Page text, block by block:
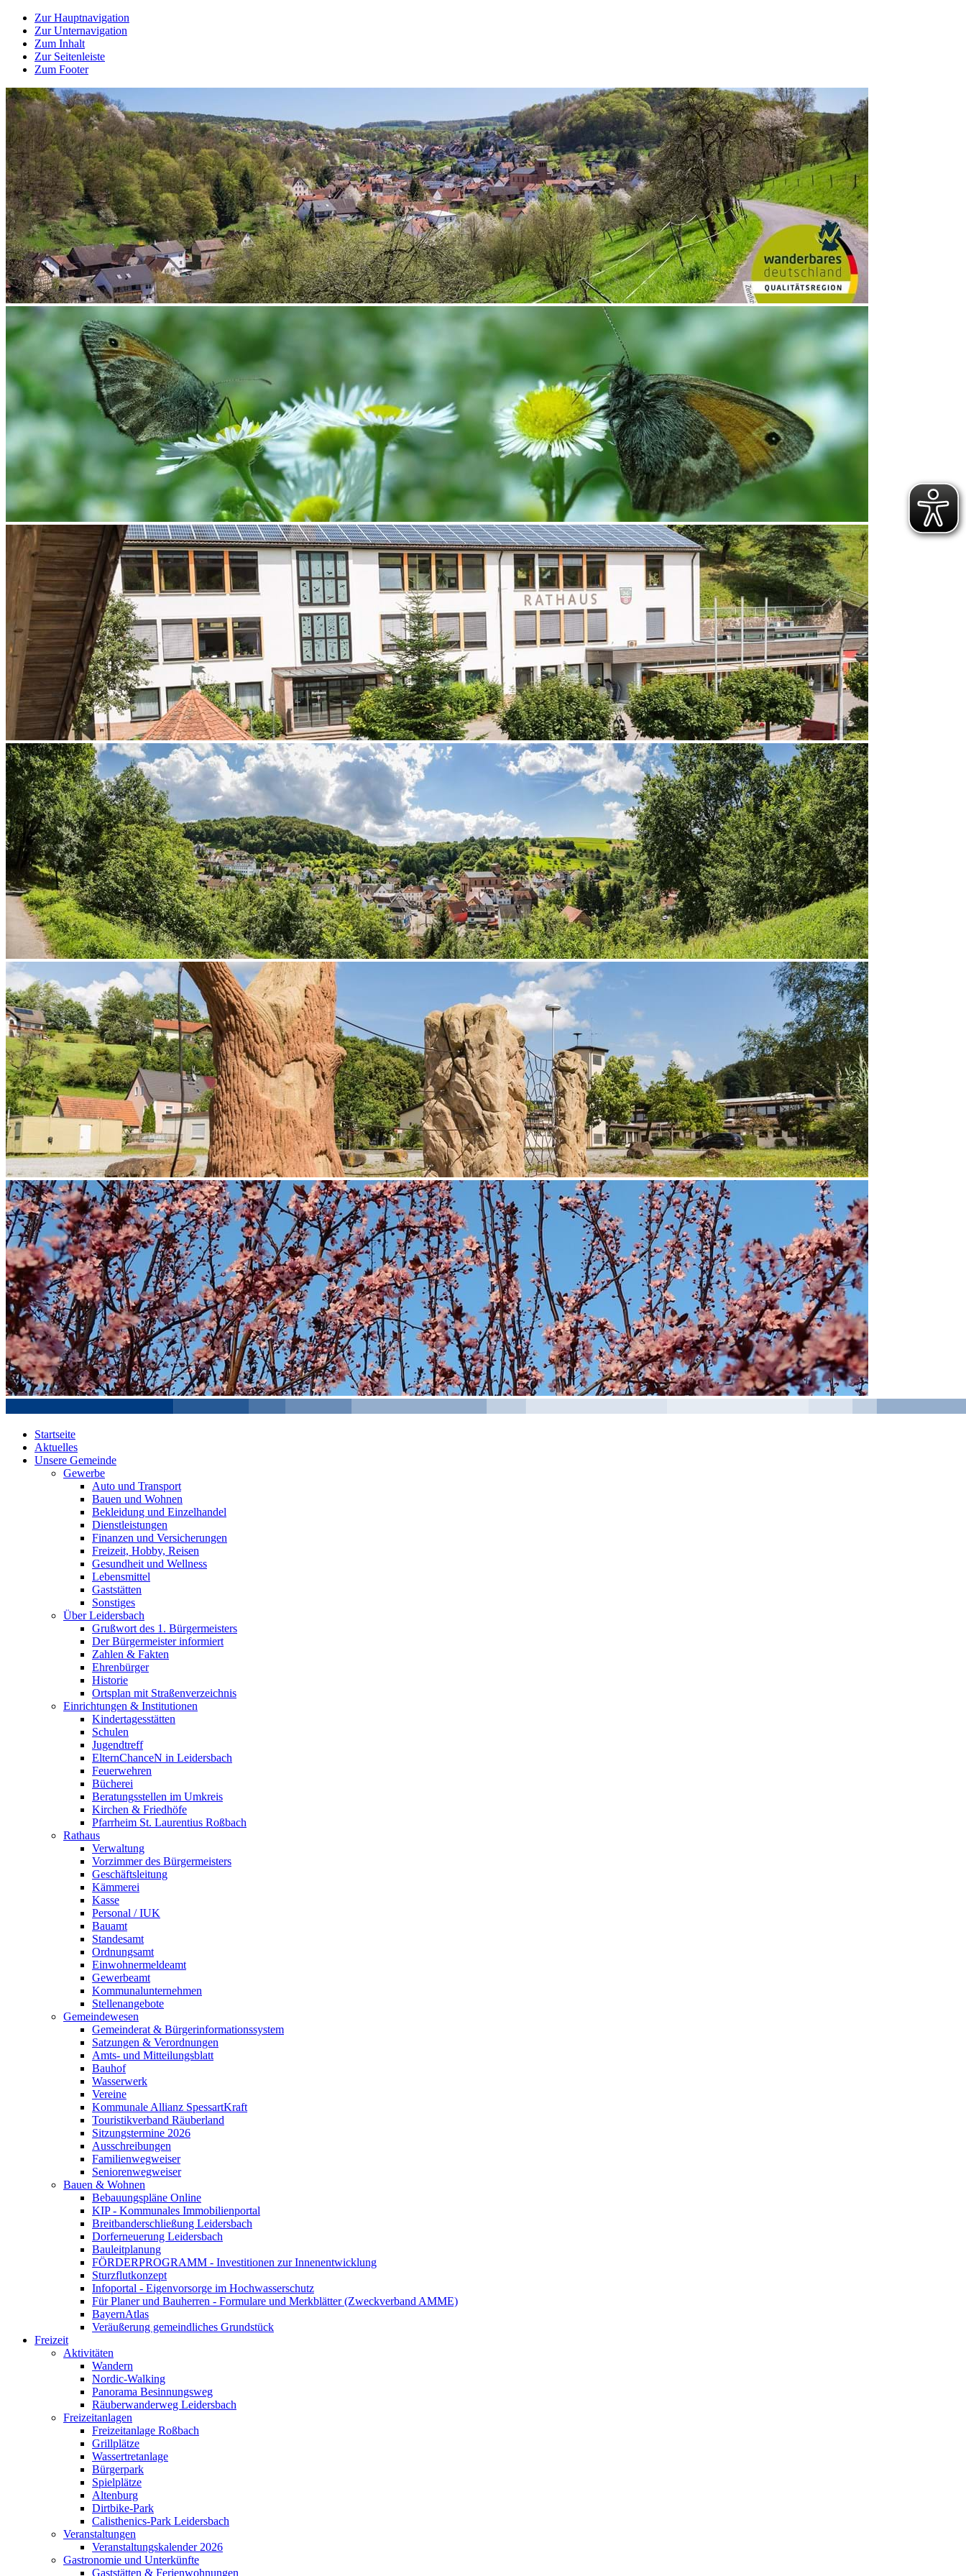
Zur Hauptnavigation
Zur Unternavigation
Zum Inhalt
Zur Seitenleiste
Zum Footer
Startseite
Aktuelles
Unsere Gemeinde
Gewerbe
Auto und Transport
Bauen und Wohnen
Bekleidung und Einzelhandel
Dienstleistungen
Finanzen und Versicherungen
Freizeit, Hobby, Reisen
Gesundheit und Wellness
Lebensmittel
Gaststätten
Sonstiges
Über Leidersbach
Grußwort des 1. Bürgermeisters
Der Bürgermeister informiert
Zahlen & Fakten
Ehrenbürger
Historie
Ortsplan mit Straßenverzeichnis
Einrichtungen & Institutionen
Kindertagesstätten
Schulen
Jugendtreff
ElternChanceN in Leidersbach
Feuerwehren
Bücherei
Beratungsstellen im Umkreis
Kirchen & Friedhöfe
Pfarrheim St. Laurentius Roßbach
Rathaus
Verwaltung
Vorzimmer des Bürgermeisters
Geschäftsleitung
Kämmerei
Kasse
Personal / IUK
Bauamt
Standesamt
Ordnungsamt
Einwohnermeldeamt
Gewerbeamt
Kommunalunternehmen
Stellenangebote
Gemeindewesen
Gemeinderat & Bürgerinformationssystem
Satzungen & Verordnungen
Amts- und Mitteilungsblatt
Bauhof
Wasserwerk
Vereine
Kommunale Allianz SpessartKraft
Touristikverband Räuberland
Sitzungstermine 2026
Ausschreibungen
Familienwegweiser
Seniorenwegweiser
Bauen & Wohnen
Bebauungspläne Online
KIP - Kommunales Immobilienportal
Breitbanderschließung Leidersbach
Dorferneuerung Leidersbach
Bauleitplanung
FÖRDERPROGRAMM - Investitionen zur Innenentwicklung
Sturzflutkonzept
Infoportal - Eigenvorsorge im Hochwasserschutz
Für Planer und Bauherren - Formulare und Merkblätter (Zweckverband AMME)
BayernAtlas
Veräußerung gemeindliches Grundstück
Freizeit
Aktivitäten
Wandern
Nordic-Walking
Panorama Besinnungsweg
Räuberwanderweg Leidersbach
Freizeitanlagen
Freizeitanlage Roßbach
Grillplätze
Wassertretanlage
Bürgerpark
Spielplätze
Altenburg
Dirtbike-Park
Calisthenics-Park Leidersbach
Veranstaltungen
Veranstaltungskalender 2026
Gastronomie und Unterkünfte
Gaststätten & Ferienwohnungen